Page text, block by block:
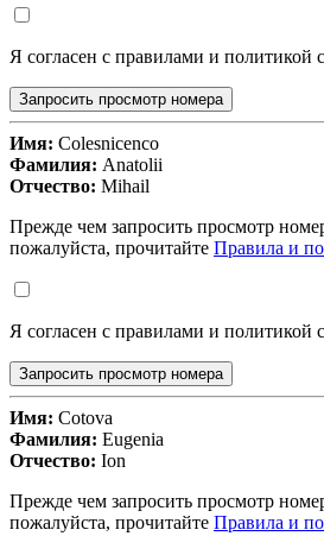
Я согласен с правилами и политикой
Запросить просмотр номера
Имя: Colesnicenco
Фамилия: Anatolii
Отчество: Mihail
Прежде чем запросить просмотр
пожалуйста, прочитайте Правила и
Я согласен с правилами и политикой
Запросить просмотр номера
Имя: Cotova
Фамилия: Eugenia
Отчество: Ion
Прежде чем запросить просмотр
пожалуйста, прочитайте Правила и